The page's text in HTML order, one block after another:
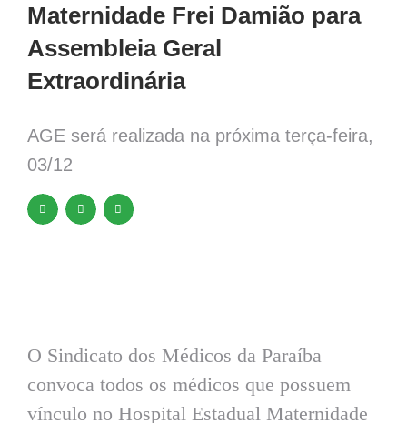
Maternidade Frei Damião para
Assembleia Geral
Extraordinária
AGE será realizada na próxima terça-feira,
03/12
O Sindicato dos Médicos da Paraíba
convoca todos os médicos que possuem
vínculo no Hospital Estadual Maternidade